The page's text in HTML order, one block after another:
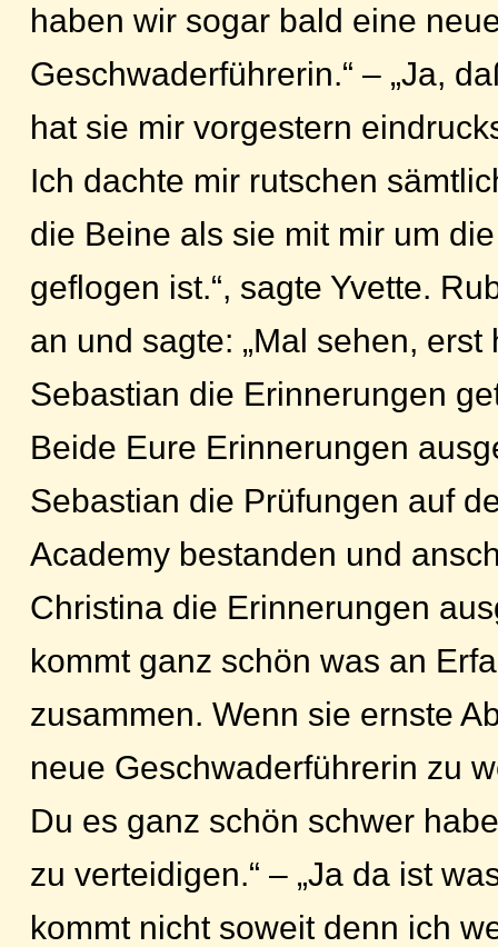
haben wir sogar bald eine
Geschwaderführerin.“ – „Ja,
hat sie mir vorgestern
Ich dachte mir rutschen
die Beine als sie mit mir um
geflogen ist.“, sagte Yvette.
an und sagte: „Mal sehen, erst
Sebastian die Erinnerungen
Beide Eure Erinnerungen
Sebastian die Prüfungen auf
Academy bestanden und
Christina die Erinnerungen
kommt ganz schön was an
zusammen. Wenn sie ernste
neue Geschwaderführerin zu
Du es ganz schön schwer
zu verteidigen.“ – „Ja da ist
kommt nicht soweit denn ich